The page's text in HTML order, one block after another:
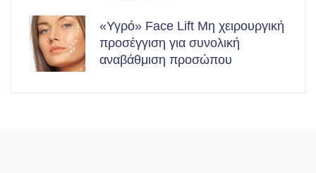
«Υγρό» Face Lift Μη χειρουργική
προσέγγιση για συνολική
αναβάθμιση προσώπου